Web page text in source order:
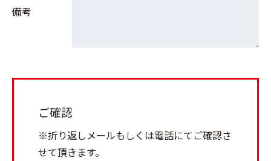
備考
ご確認
※折り返しメールもしくは電話にてご確認さ
せて頂きます。